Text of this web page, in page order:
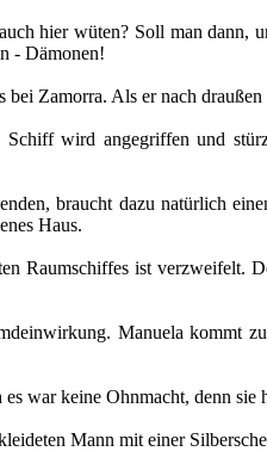
hier wüten? Soll man dann,
- Dämonen!
Zamorra. Als er nach
wird angegriffen und
braucht dazu natürlich
Haus.
Raumschiffes ist verzweifelt.
Manuela kommt
war keine Ohnmacht, denn sie
Mann mit einer